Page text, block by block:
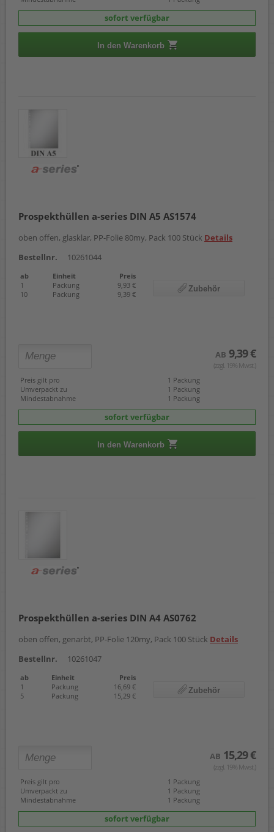
sofort verfügbar
In den Warenkorb
Prospekthüllen a-series DIN A5 AS1574
oben offen, glasklar, PP-Folie 80my, Pack 100 Stück Details
Bestellnr.
10261044
ab Einheit
Preis
1
Packung
9,93 €
10
Packung 9,39 €
Zubehör
AB 9,39 €
(zzgl. 19% Mwst.)
Preis gilt pro
1 Packung
Umverpackt zu
1 Packung
Mindestabnahme
1 Packung
sofort verfügbar
In den Warenkorb
Prospekthüllen a-series DIN A4 AS0762
oben offen, genarbt, PP-Folie 120my, Pack 100 Stück Details
Bestellnr.
10261047
ab Einheit
Preis
1
Packung
16,69 €
5
Packung 15,29 €
Zubehör
AB 15,29 €
(zzgl. 19% Mwst.)
Preis gilt pro
1 Packung
Umverpackt zu
1 Packung
Mindestabnahme
1 Packung
sofort verfügbar